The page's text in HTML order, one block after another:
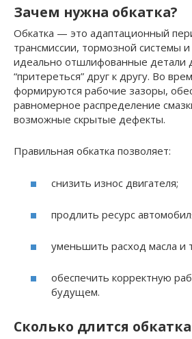
Зачем нужна обкатка?
Обкатка — это адаптационный
трансмиссии, тормозной системы
идеально отшлифованные детали
“притереться” друг к другу. Во
формируются рабочие зазоры,
равномерное распределение
возможные скрытые дефекты.
Правильная обкатка позволяет:
снизить износ двигателя;
продлить ресурс
уменьшить расход масла и
обеспечить корректную
будущем.
Сколько длится